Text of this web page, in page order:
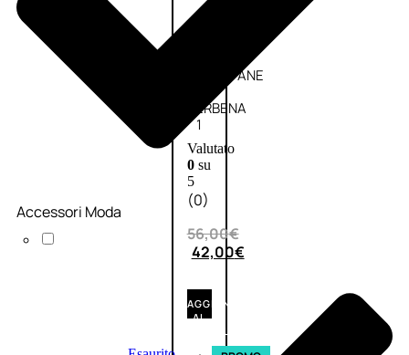
L’OCCITANE
VERBENA
1
Valutato
0su
5
(0)
56,00€
42,00€
AGGIUNGI
AL
CARRELLO
Accessori Moda